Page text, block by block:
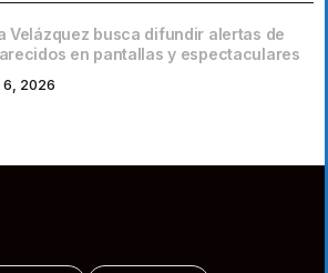
Velázquez busca difundir alertas de
en pantallas y espectaculares
2026